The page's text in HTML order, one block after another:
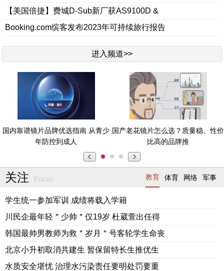
【美国倍捷】费城D-Sub新厂获AS9100D &
Booking.com缤客发布2023年可持续旅行报告
进入频道>>
国内靠谱镜片品牌优选指南 从青少
年防控到成人
国产老花镜片怎么选？质量稳、性价
比高的品牌推
关注 Focus 教育 体育 网络 军事
学生统一参加军训 成绩将载入学籍
川民企最年轻＂少帅＂仅19岁 杜葳萱出任得
韩国最帅男教师为救＂岁月＂号客轮学生命丧
北京小升初取消共建生 暂保留特长生推优生
水质安全堪忧 治理水污染责任要明处罚要重